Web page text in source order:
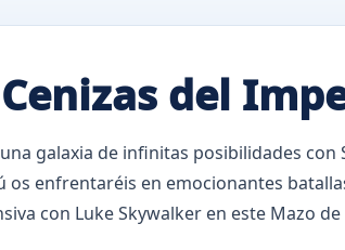
Cenizas del
galaxia de infinitas posibilidades
os enfrentaréis en emocionantes
con Luke Skywalker en este Mazo